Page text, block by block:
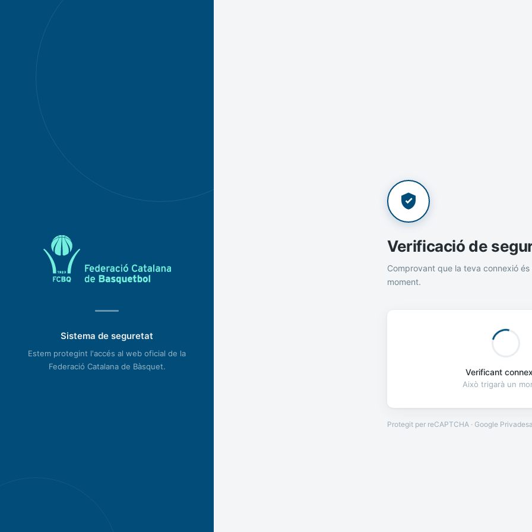
Sistema de seguretat
Estem protegint l'accés al web oficial de la
Federació Catalana de Bàsquet.
Verificació de
Comprovant que la teva connexió és
moment.
Verificant
Això trigarà un
Protegit per reCAPTCHA · Google Privadesa